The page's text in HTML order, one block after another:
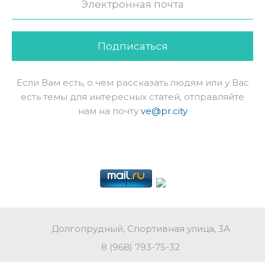
Подписаться
Если Вам есть, о чем рассказать людям или у Вас
есть темы для интересных статей, отправляйте
нам на почту ve@pr.city
Долгопрудный, Спортивная улица, 3А
8 (968) 793-75-32